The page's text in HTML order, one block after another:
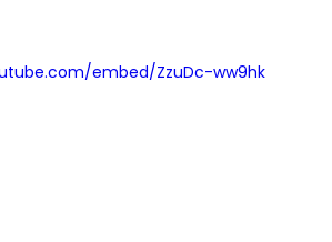
embed/ZzuDc-ww9hk